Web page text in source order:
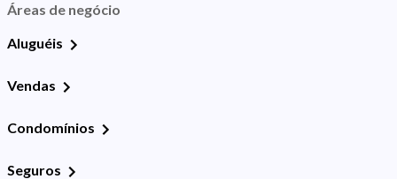
Áreas de negócio
Aluguéis
Vendas
Condomínios
Seguros